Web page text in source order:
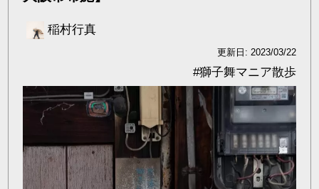
稲村行真
更新日: 2023/03/22
#獅子舞マニア散歩